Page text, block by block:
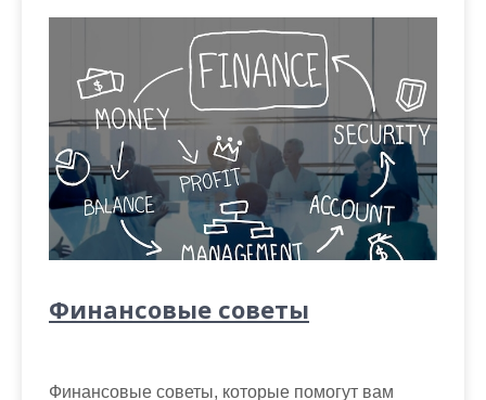
Финансовые советы
Финансовые советы, которые помогут вам